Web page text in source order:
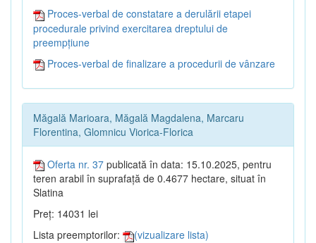
Proces-verbal de constatare a derulării etapei
procedurale privind exercitarea dreptului de
preempțiune
Proces-verbal de finalizare a procedurii de vânzare
Măgală Marioara, Măgală Magdalena, Marcaru
Florentina, Glomnicu Viorica-Florica
Oferta nr. 37 publicată în data: 15.10.2025, pentru
teren arabil în suprafață de 0.4677 hectare, situat în
Slatina
Preț: 14031 lei
Lista preemptorilor:
(vizualizare lista)